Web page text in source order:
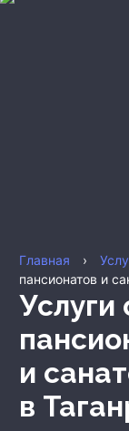
Главная ›
пансионатов и
Услуги охраны
и
в